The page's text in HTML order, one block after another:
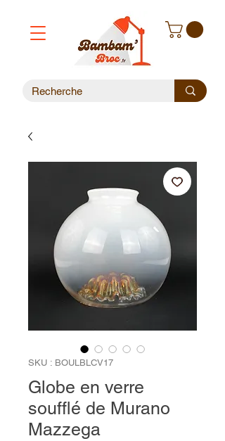
SKU : BOULBLCV17
Globe en verre
soufflé de Murano
Mazzega